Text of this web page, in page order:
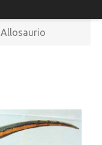
Allosaurio